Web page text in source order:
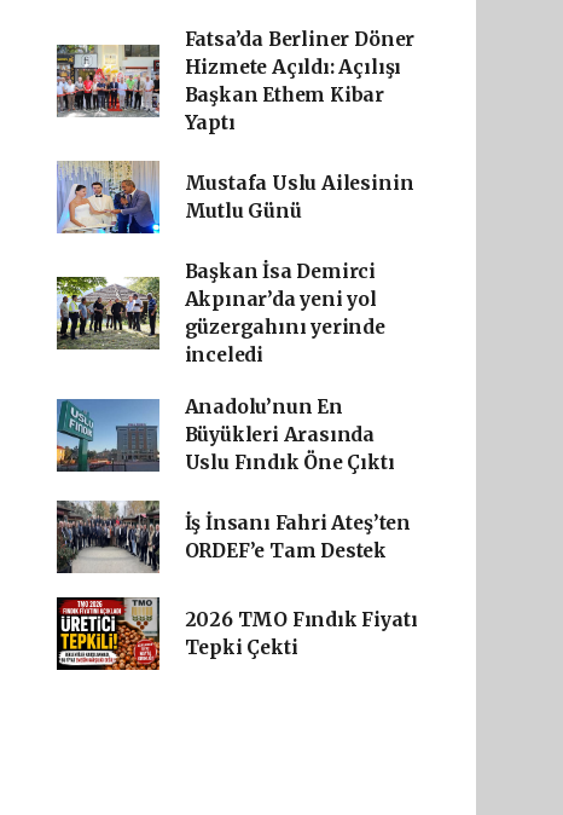
Fatsa’da Berliner Döner
Hizmete Açıldı: Açılışı
Başkan Ethem Kibar
Yaptı
Mustafa Uslu Ailesinin
Mutlu Günü
Başkan İsa Demirci
Akpınar’da yeni yol
güzergahını yerinde
inceledi
Anadolu’nun En
Büyükleri Arasında
Uslu Fındık Öne Çıktı
İş İnsanı Fahri Ateş’ten
ORDEF’e Tam Destek
2026 TMO Fındık Fiyatı
Tepki Çekti